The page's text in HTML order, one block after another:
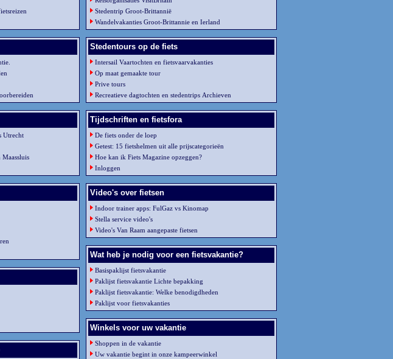
Utrecht
Stedentrip Groot-Brittannië
Wandelvakanties Groot-Brittannie en Ierland
Stedentours op de fiets
Intersail Vaartochten en fietsvaarvakanties
Op maat gemaakte tour
Prive tours
Recreatieve dagtochten en stedentrips Archieven
Tijdschriften en fietsfora
De fiets onder de loep
Getest: 15 fietshelmen uit alle prijscategorieën
Hoe kan ik Fiets Magazine opzeggen?
Inloggen
Video's over fietsen
Indoor trainer apps: FulGaz vs Kinomap
Stella service video's
Video's Van Raam aangepaste fietsen
Wat heb je nodig voor een fietsvakantie?
Basispaklijst fietsvakantie
Paklijst fietsvakantie Lichte bepakking
Paklijst fietsvakantie: Welke benodigdheden
Paklijst voor fietsvakanties
Winkels voor uw vakantie
Shoppen in de vakantie
Uw vakantie begint in onze kampeerwinkel